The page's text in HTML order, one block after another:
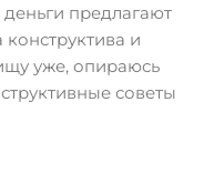
предлагают
конструктива и
уже, опираюсь
советы